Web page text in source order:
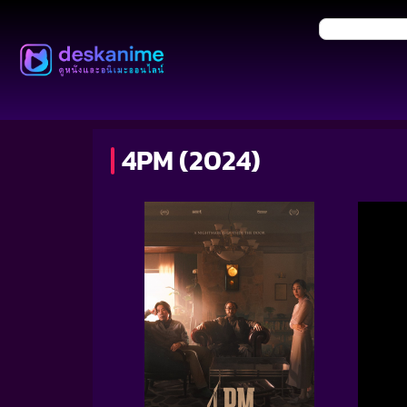
4PM (2024)